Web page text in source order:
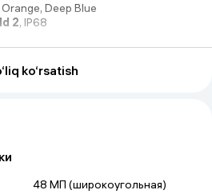
Deep Blue
2, IP68
48 MP
,4 karra optik zum
ko‘rsatish
48 МП (широкоугольная)